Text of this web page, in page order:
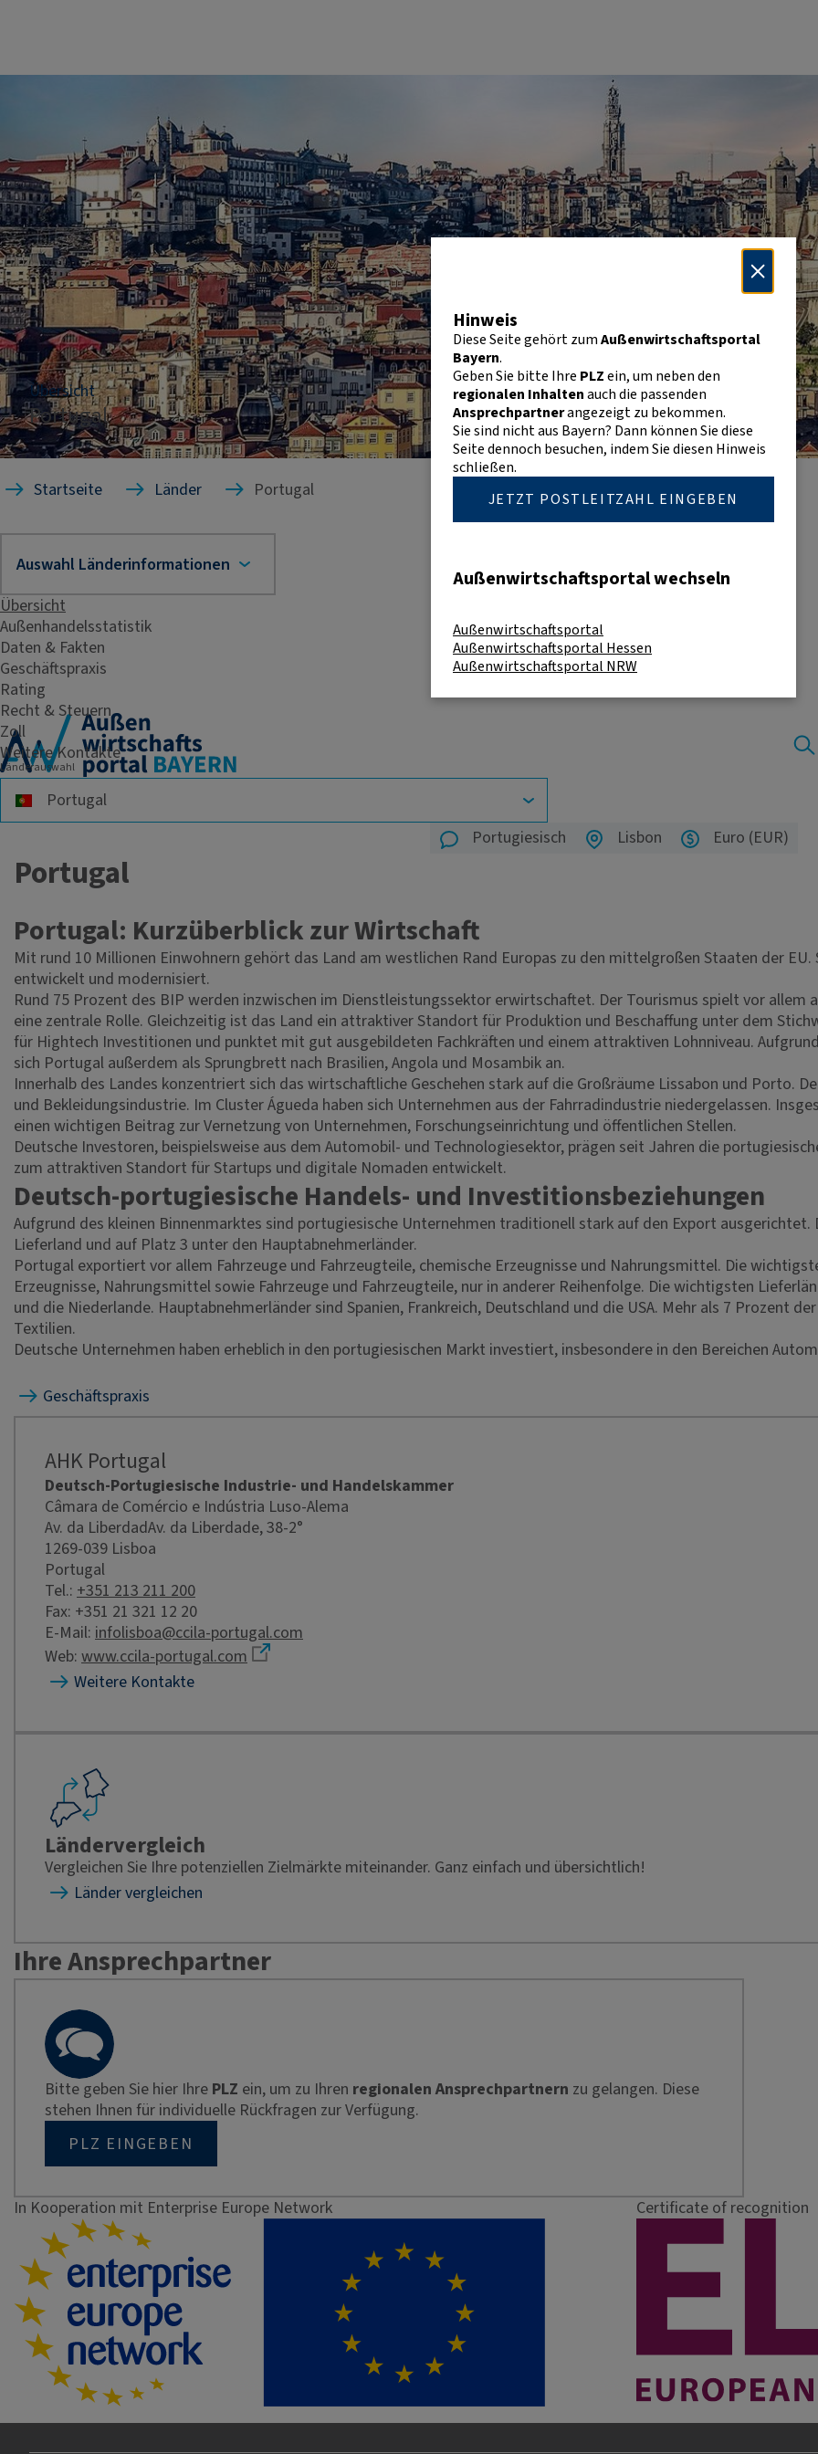
Übersicht
Portugal
Startseite Länder Portugal
Übersicht
Außenhandelsstatistik
Daten & Fakten
Geschäftspraxis
Rating
Recht & Steuern
Zoll
Weitere Kontakte
Länderauswahl
Portugiesisch Lisbon Euro (EUR)
Portugal
Portugal: Kurzüberblick zur Wirtschaft
Mit rund 10 Millionen Einwohnern gehört das Land am westlichen Rand Europas zu den mittelgroßen Staaten der
entwickelt und modernisiert.
Rund 75 Prozent des BIP werden inzwischen im Dienstleistungssektor erwirtschaftet. Der Tourismus spielt vor
eine zentrale Rolle. Gleichzeitig ist das Land ein attraktiver Standort für Produktion und Beschaffung unter dem
für Hightech Investitionen und punktet mit gut ausgebildeten Fachkräften und einem attraktiven Lohnniveau.
sich Portugal außerdem als Sprungbrett nach Brasilien, Angola und Mosambik an.
Innerhalb des Landes konzentriert sich das wirtschaftliche Geschehen stark auf die Großräume Lissabon und Porto.
und Bekleidungsindustrie. Im Cluster Águeda haben sich Unternehmen aus der Fahrradindustrie niedergelassen.
einen wichtigen Beitrag zur Vernetzung von Unternehmen, Forschungseinrichtung und öffentlichen Stellen.
Deutsche Investoren, beispielsweise aus dem Automobil- und Technologiesektor, prägen seit Jahren die
zum attraktiven Standort für Startups und digitale Nomaden entwickelt.
Deutsch-portugiesische Handels- und Investitionsbeziehungen
Aufgrund des kleinen Binnenmarktes sind portugiesische Unternehmen traditionell stark auf den Export
Lieferland und auf Platz 3 unter den Hauptabnehmerländer.
Portugal exportiert vor allem Fahrzeuge und Fahrzeugteile, chemische Erzeugnisse und Nahrungsmittel. Die
Erzeugnisse, Nahrungsmittel sowie Fahrzeuge und Fahrzeugteile, nur in anderer Reihenfolge. Die wichtigsten
und die Niederlande. Hauptabnehmerländer sind Spanien, Frankreich, Deutschland und die USA. Mehr als 7 Prozent
Textilien.
Deutsche Unternehmen haben erheblich in den portugiesischen Markt investiert, insbesondere in den Bereichen
Geschäftspraxis
AHK Portugal
Deutsch-Portugiesische Industrie- und Handelskammer
Câmara de Comércio e Indústria Luso-Alema
Av. da LiberdadAv. da Liberdade, 38-2°
1269-039 Lisboa
Portugal
Tel.: +351 213 211 200
Fax: +351 21 321 12 20
E-Mail: infolisboa@ccila-portugal.com
Web: www.ccila-portugal.com
Weitere Kontakte
Ländervergleich
Vergleichen Sie Ihre potenziellen Zielmärkte miteinander. Ganz einfach und übersichtlich!
Länder vergleichen
Ihre Ansprechpartner
Bitte geben Sie hier Ihre PLZ ein, um zu Ihren regionalen Ansprechpartnern zu gelangen. Diese
stehen Ihnen für individuelle Rückfragen zur Verfügung.
PLZ EINGEBEN
In Kooperation mit Enterprise Europe Network Certificate of recognition
Hinweis
Diese Seite gehört zumAußenwirtschaftsportal
Bayern.
Geben Sie bitte Ihre PLZein, um neben den
regionalen Inhaltenauch die passenden
Ansprechpartnerangezeigt zu bekommen.
Sie sind nicht aus Bayern? Dann können Sie diese
Seite dennoch besuchen, indem Sie diesen Hinweis
schließen.
JETZT POSTLEITZAHL EINGEBEN
Außenwirtschaftsportal wechseln
Außenwirtschaftsportal
Außenwirtschaftsportal Hessen
Außenwirtschaftsportal NRW